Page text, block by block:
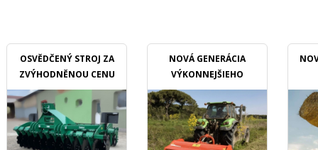
OSVĚDČENÝ STROJ ZA
ZVÝHODNĚNOU CENU
NOVÁ GENERÁCIA
VÝKONNEJŠIEHO
MULČOVAČU